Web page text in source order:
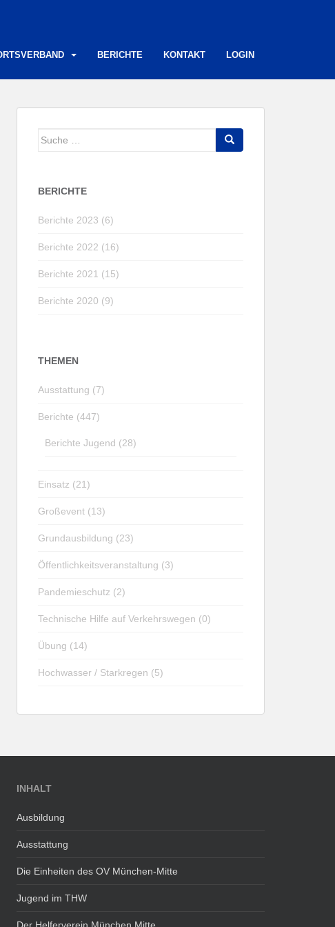
BERICHTE KONTAKT LOGIN
Suche
BERICHTE
Berichte 2023 (6)
Berichte 2022 (16)
Berichte 2021 (15)
Berichte 2020 (9)
THEMEN
Ausstattung (7)
Berichte (447)
Berichte Jugend (28)
Einsatz (21)
Großevent (13)
Grundausbildung (23)
Öffentlichkeitsveranstaltung (3)
Pandemieschutz (2)
Technische Hilfe auf Verkehrswegen (0)
Übung (14)
Hochwasser / Starkregen (5)
INHALT
Ausbildung
Ausstattung
Die Einheiten des OV München-Mitte
Jugend im THW